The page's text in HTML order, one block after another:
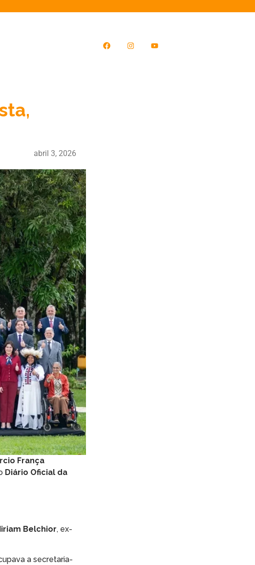
abril 3, 2026
França
Diário Oficial da
Belchior, ex-
a secretaria-